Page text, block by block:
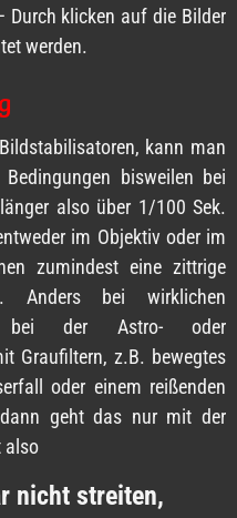
Durch klicken auf die Bilder
werden.
kann man
bisweilen bei
also über 1/100 Sek.
im Objektiv oder im
zumindest eine zittrige
Anders bei wirklichen
bei der Astro- oder
Graufiltern, z.B. bewegtes
oder einem reißenden
dann geht das nur mit der
also
nicht streiten,